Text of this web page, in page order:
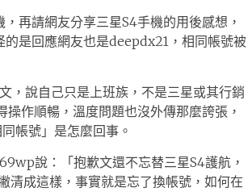
再請網友分享三星S4手機的用後感想，
是回應網友也是deepdx21，相同帳號被
，說自己只是上班族，不是三星或其行銷
作順暢，溫度問題也沒外傳那麼誇張，
帳號」是怎麼回事。
說：「抱歉文還不忘替三星S4護航，
成這樣，事實就是忘了換帳號，如何在